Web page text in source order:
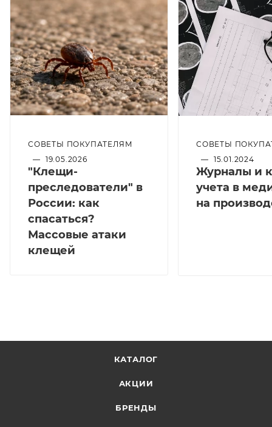
СОВЕТЫ ПОКУПАТЕЛЯМ
— 19.05.2026
"Клещи-
преследователи" в
России: как
спасаться?
Массовые атаки
клещей
СОВЕТЫ
— 15.01.2024
Журналы и
учета в
на
КАТАЛОГ
АКЦИИ
БРЕНДЫ